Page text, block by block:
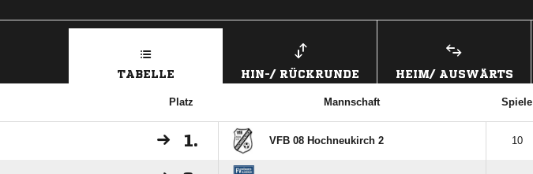
TABELLE HIN-/ RÜCKRUNDE HEIM/ AUSWÄRTS
Platz Mannschaft Spiele
1. VFB 08 Hochneukirch 2 10